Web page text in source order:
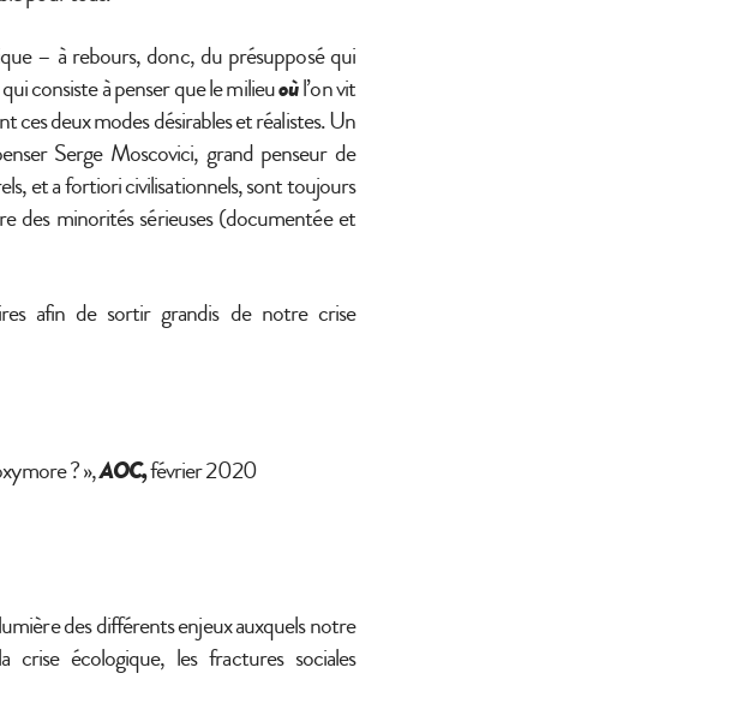
– à rebours, donc, du présupposé qui
consiste à penser que le milieuoùl’on vit
ces deux modes désirables et réalistes. Un
Serge Moscovici, grand penseur de
et a fortiori civilisationnels, sont toujours
des minorités sérieuses (documentée et
afin de sortir grandis de notre crise
? »,AOC,février 2020
des différents enjeux auxquels notre
écologique, les fractures sociales